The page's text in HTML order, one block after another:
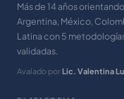
Más de 14 años
Argentina, México,
Latina con 5
validadas.
Avalado por Lic. Valentina